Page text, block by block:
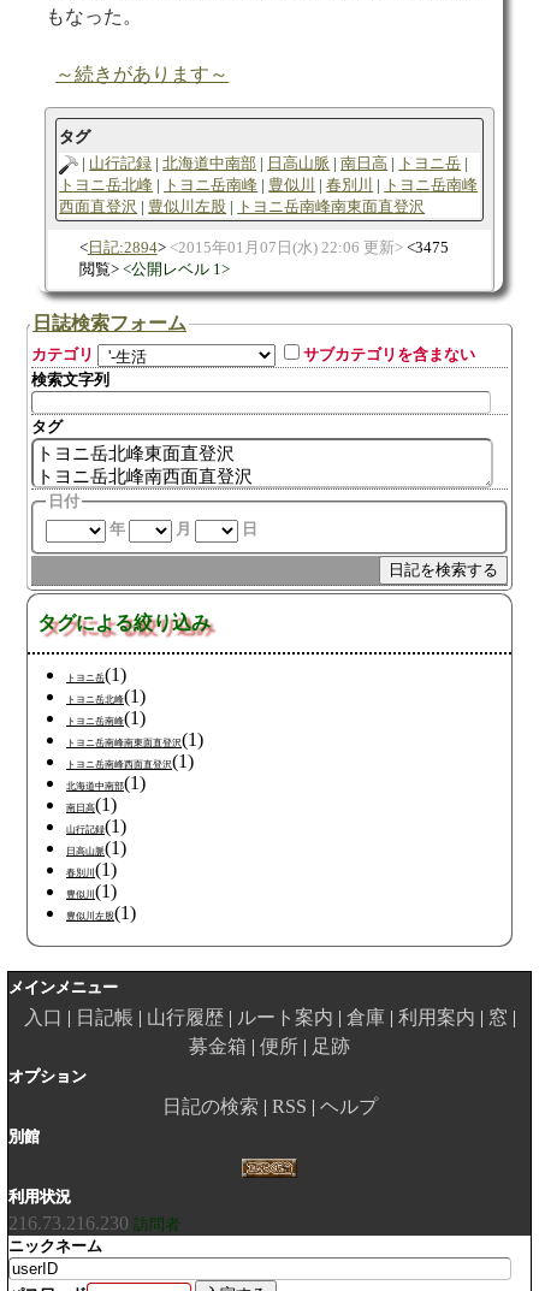
もなった。
～続きがあります～
タグ
山行記録
北海道中南部 日高山脈 南日高
トヨニ岳
トヨニ岳北峰
トヨニ岳南峰 豊似川 春別川
トヨニ岳南峰
西面直登沢
豊似川左股 トヨニ岳南峰南東面直登沢
日記:2894 2015年01月07日(水) 22:06 更新
3475
閲覧
公開レベル 1
日誌検索フォーム
カテゴリ
サブカテゴリを含まない
検索文字列
タグ
日付
年
月 日
タグによる絞り込み
トヨニ岳(1)
トヨニ岳北峰(1)
トヨニ岳南峰(1)
トヨニ岳南峰南東面直登沢(1)
トヨニ岳南峰西面直登沢(1)
北海道中南部(1)
南日高(1)
山行記録(1)
日高山脈(1)
春別川(1)
豊似川(1)
豊似川左股(1)
メインメニュー
入口 日記帳 山行履歴 ルート案内 倉庫 利用案内
窓
募金箱
便所 足跡
オプション
日記の検索 RSS ヘルプ
別館
利用状況
216.73.216.230 訪問者
ニックネーム